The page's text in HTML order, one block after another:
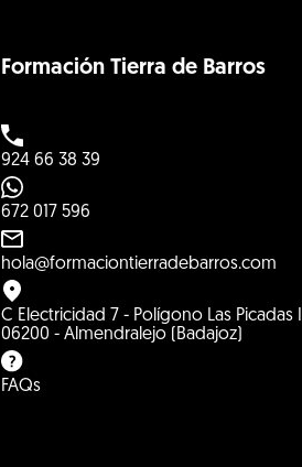
Formación Tierra de Barros
924 66 38 39
672 017 596
hola@formaciontierradebarros.com
C Electricidad 7 - Polígono Las Picadas I
06200 - Almendralejo (Badajoz)
FAQs